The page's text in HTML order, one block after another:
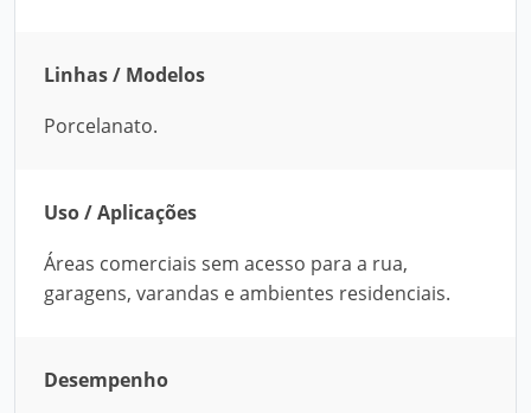
Linhas / Modelos
Porcelanato.
Uso / Aplicações
Áreas comerciais sem acesso para a rua,
garagens, varandas e ambientes residenciais.
Desempenho